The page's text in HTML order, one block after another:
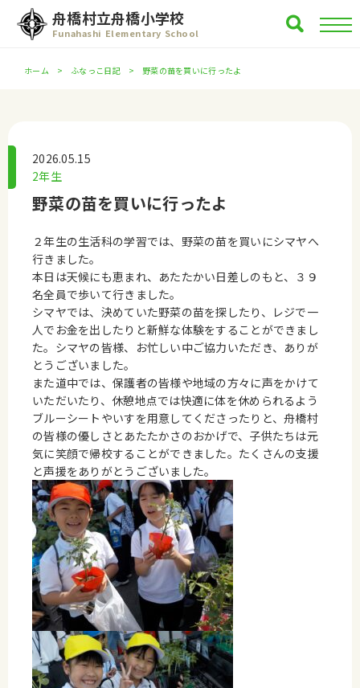
舟橋村立舟橋小学校
Funahashi Elementary School
ホーム ふなっこ日記 野菜の苗を買いに行ったよ
2026.05.15
2年生
野菜の苗を買いに行ったよ
２年生の生活科の学習では、野菜の苗を買いにシマヤへ
行きました。
本日は天候にも恵まれ、あたたかい日差しのもと、３９
名全員で歩いて行きました。
シマヤでは、決めていた野菜の苗を探したり、レジで一
人でお金を出したりと新鮮な体験をすることができまし
た。シマヤの皆様、お忙しい中ご協力いただき、ありが
とうございました。
また道中では、保護者の皆様や地域の方々に声をかけて
いただいたり、休憩地点では快適に体を休められるよう
ブルーシートやいすを用意してくださったりと、舟橋村
の皆様の優しさとあたたかさのおかげで、子供たちは元
気に笑顔で帰校することができました。たくさんの支援
と声援をありがとうございました。